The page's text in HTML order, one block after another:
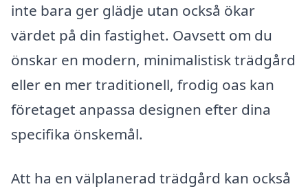
inte bara ger glädje utan också ökar
värdet på din fastighet. Oavsett om du
önskar en modern, minimalistisk trädgård
eller en mer traditionell, frodig oas kan
företaget anpassa designen efter dina
specifika önskemål.
Att ha en välplanerad trädgård kan också